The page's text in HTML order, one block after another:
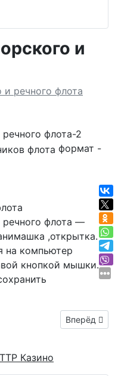
и
речного флота
флота-2
формат -
речного флота —
,открытка.
на компьютер
кнопкой мышки.
коллегу с праздником
Следующий
Вперёд
ТТР Казино